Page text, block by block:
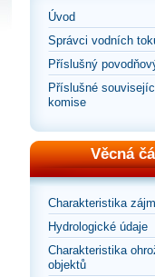
Úvod
Správci vodních
Příslušný
Příslušné
komise
Věcná
Charakteristika
Hydrologické údaje
Charakteristika
objektů